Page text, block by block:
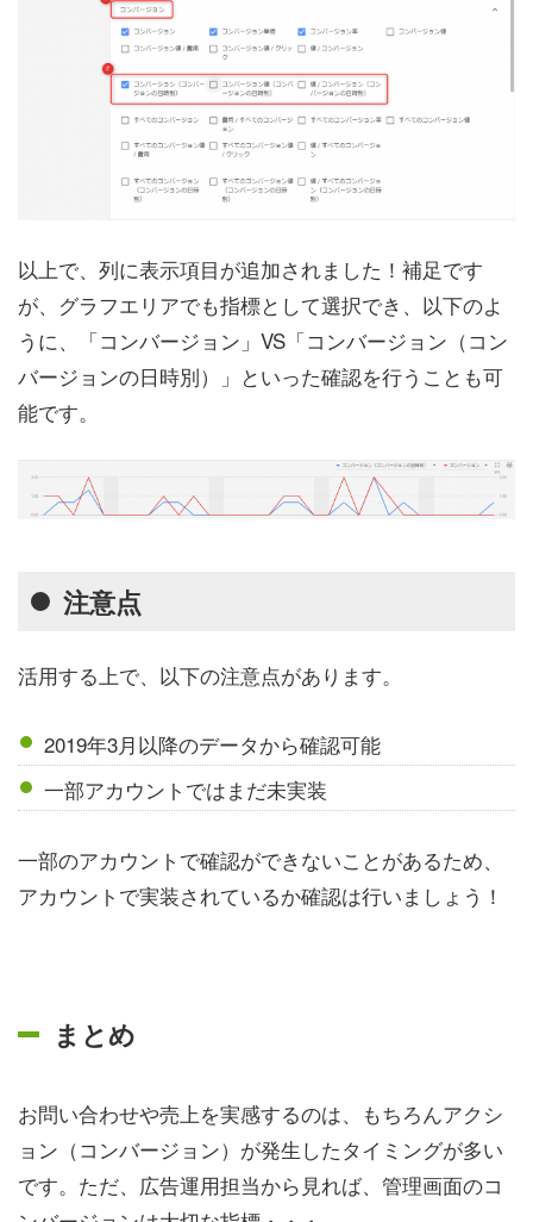
以上で、列に表示項目が追加されました！補足です
が、グラフエリアでも指標として選択でき、以下のよ
うに、「コンバージョン」VS「コンバージョン（コン
バージョンの日時別）」といった確認を行うことも可
能です。
注意点
活用する上で、以下の注意点があります。
2019年3月以降のデータから確認可能
一部アカウントではまだ未実装
一部のアカウントで確認ができないことがあるため、
アカウントで実装されているか確認は行いましょう！
まとめ
お問い合わせや売上を実感するのは、もちろんアクシ
ョン（コンバージョン）が発生したタイミングが多い
です。ただ、広告運用担当から見れば、管理画面のコ